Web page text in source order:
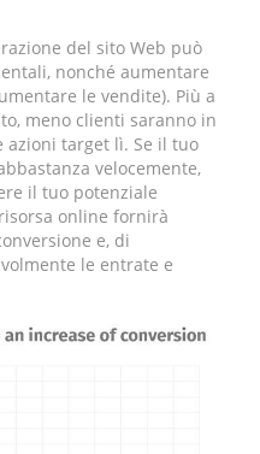
del sito Web può
nonché aumentare
le vendite). Più a
meno clienti saranno in
target lì. Se il tuo
velocemente,
il tuo potenziale
online fornirà
e, di
le entrate e